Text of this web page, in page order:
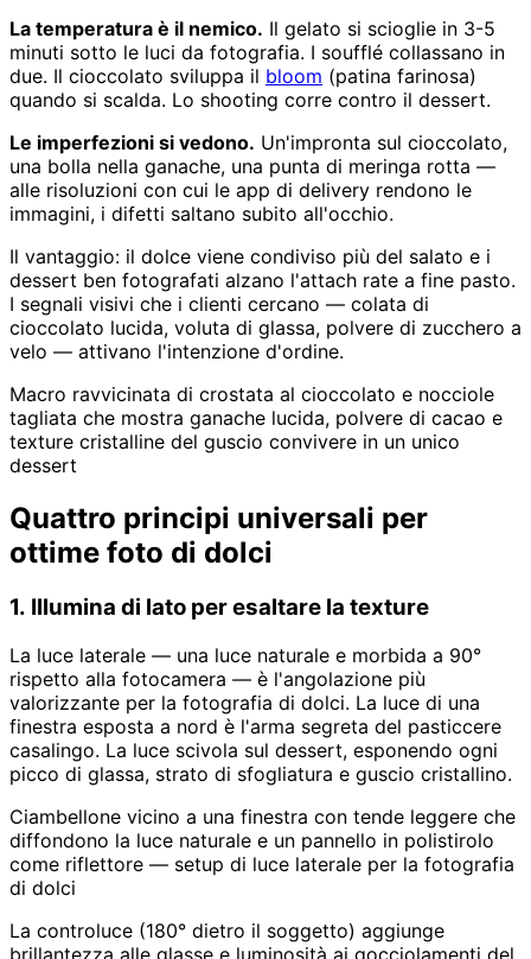
La temperatura è il nemico. Il gelato si scioglie in 3-5
minuti sotto le luci da fotografia. I soufflé collassano in
due. Il cioccolato sviluppa il bloom (patina farinosa)
quando si scalda. Lo shooting corre contro il dessert.
Le imperfezioni si vedono. Un'impronta sul cioccolato,
una bolla nella ganache, una punta di meringa rotta —
alle risoluzioni con cui le app di delivery rendono le
immagini, i difetti saltano subito all'occhio.
Il vantaggio: il dolce viene condiviso più del salato e i
dessert ben fotografati alzano l'attach rate a fine pasto.
I segnali visivi che i clienti cercano — colata di
cioccolato lucida, voluta di glassa, polvere di zucchero a
velo — attivano l'intenzione d'ordine.
Macro ravvicinata di crostata al cioccolato e nocciole
tagliata che mostra ganache lucida, polvere di cacao e
texture cristalline del guscio convivere in un unico
dessert
Quattro principi universali per
ottime foto di dolci
1. Illumina di lato per esaltare la texture
La luce laterale — una luce naturale e morbida a 90°
rispetto alla fotocamera — è l'angolazione più
valorizzante per la fotografia di dolci. La luce di una
finestra esposta a nord è l'arma segreta del pasticcere
casalingo. La luce scivola sul dessert, esponendo ogni
picco di glassa, strato di sfogliatura e guscio cristallino.
Ciambellone vicino a una finestra con tende leggere che
diffondono la luce naturale e un pannello in polistirolo
come riflettore — setup di luce laterale per la fotografia
di dolci
La controluce (180° dietro il soggetto) aggiunge
brillantezza alle glasse e luminosità ai gocciolamenti del